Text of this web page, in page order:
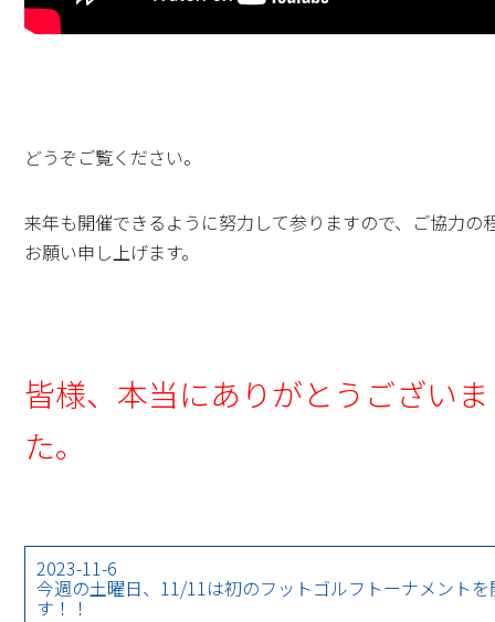
どうぞご覧ください。
来年も開催できるように努力して参りますので、ご協力の
お願い申し上げます。
皆様、本当にありがとうござい
た。
2023-11-6
今週の土曜日、11/11は初のフットゴルフトーナメント
す！！